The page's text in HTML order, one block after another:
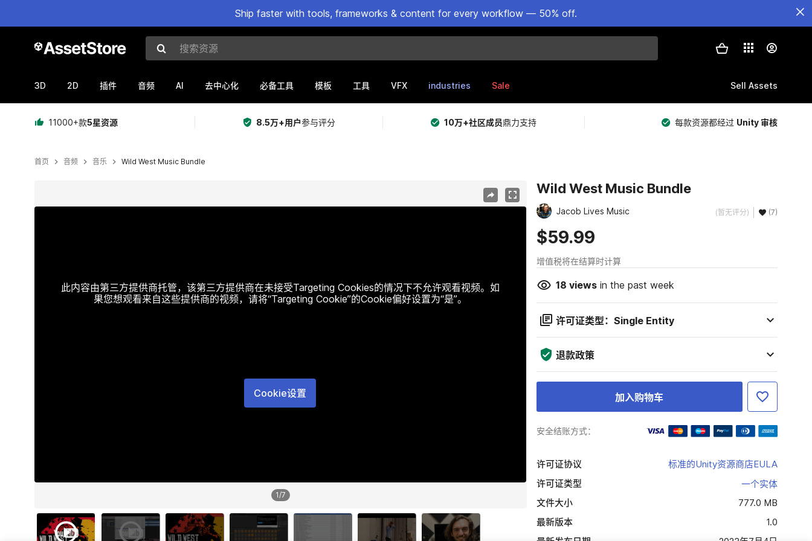
Ship faster with tools, frameworks & content for every workflow — 50% off.
搜索资源
3D 2D 插件 音频 AI 去中心化 必备工具 模板 工具 VFX industries Sale Sell Assets
11000+款5星资源 8.5万+用户参与评分 10万+社区成员鼎力支持 每款资源都经过 Unity 审核
首页 音频 音乐 Wild West Music Bundle
此内容由第三方提供商托管，该第三方提供商在未接受Targeting Cookies的情况下不允许观看视频。如
果您想观看来自这些提供商的视频，请将“Targeting Cookie”的Cookie偏好设置为“是”。
Cookie设置
1/7
Wild West Music Bundle
Jacob Lives Music (暂无评分) (7)
$59.99
增值税将在结算时计算
18 viewsin the past week
许可证类型：Single Entity
退款政策
加入购物车
安全结账方式：
许可证协议
标准的Unity资源商店EULA
许可证类型
一个实体
文件大小
777.0 MB
最新版本
1.0